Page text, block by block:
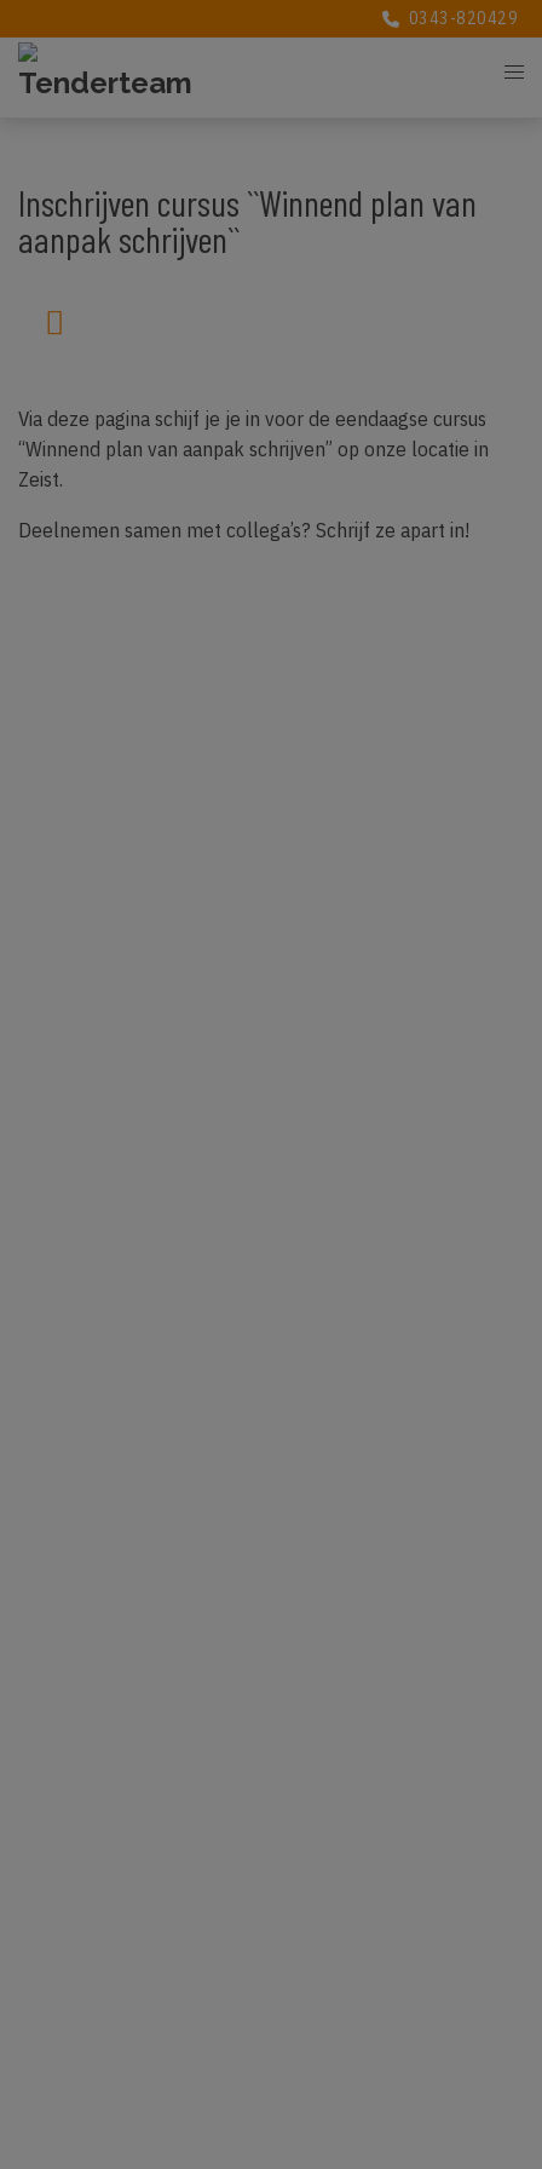
0343-820429
Inschrijven cursus ``Winnend plan van
aanpak schrijven``
Via deze pagina schijf je je in voor de eendaagse cursus
“Winnend plan van aanpak schrijven” op onze locatie in
Zeist.
Deelnemen samen met collega’s? Schrijf ze apart in!